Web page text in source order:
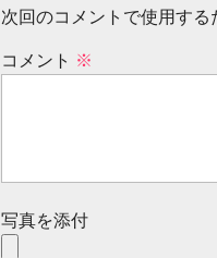
次回のコメントで使用する
コメント ※
写真を添付